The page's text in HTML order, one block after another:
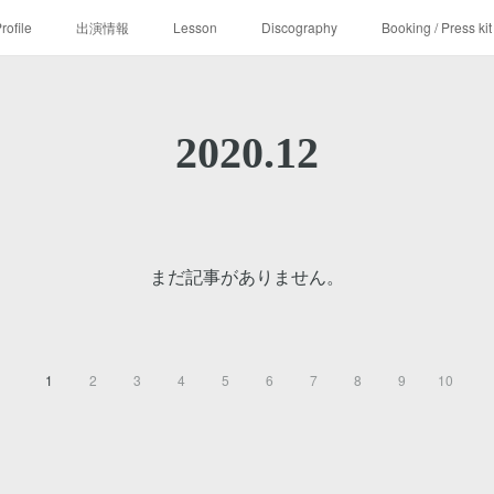
出演情報 Lesson Discography Booking / Press kit
2020.12
まだ記事がありません。
1 2 3 4 5 6 7 8 9 10